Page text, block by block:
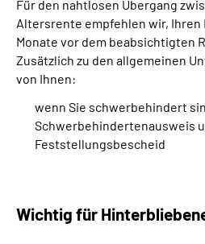
Für den nahtlosen Übergang
Altersrente empfehlen wir,
Monate vor dem beabsichtigten
Zusätzlich zu den allgemeinen
von Ihnen:
wenn Sie schwerbehindert
Schwerbehindertenausweis
Feststellungsbescheid
Wichtig für